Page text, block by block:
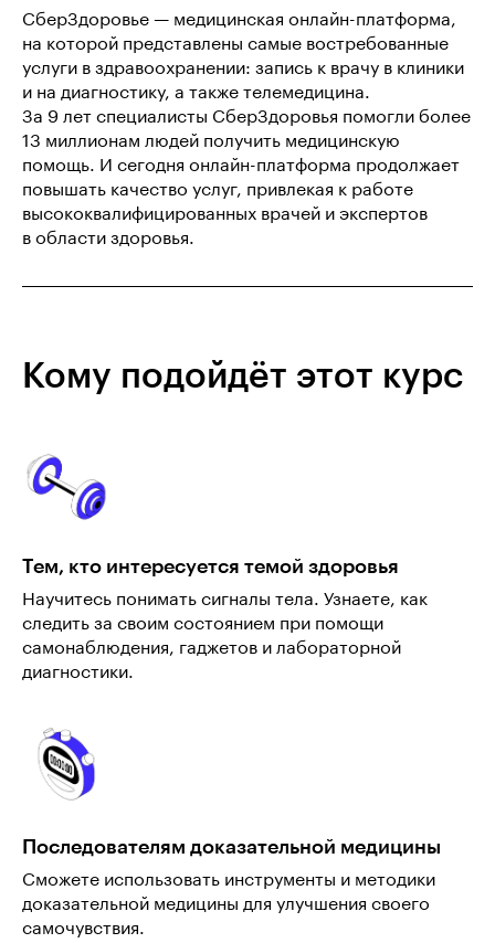
СберЗдоровье — медицинская онлайн-платформа,
на которой представлены самые востребованные
услуги в здравоохранении: запись к врачу в клиники
и на диагностику, а также телемедицина.
За 9 лет специалисты СберЗдоровья помогли более
13 миллионам людей получить медицинскую
помощь. И сегодня онлайн-платформа продолжает
повышать качество услуг, привлекая к работе
высококвалифицированных врачей и экспертов
в области здоровья.
Кому подойдёт этот курс
Тем, кто интересуется темой здоровья
Научитесь понимать сигналы тела. Узнаете, как
следить за своим состоянием при помощи
самонаблюдения, гаджетов и лабораторной
диагностики.
Последователям доказательной медицины
Сможете использовать инструменты и методики
доказательной медицины для улучшения своего
самочувствия.